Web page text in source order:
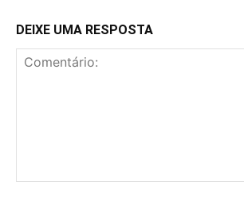
DEIXE UMA RESPOSTA